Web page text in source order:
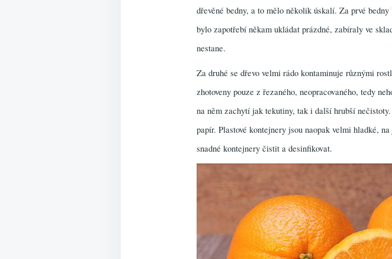
dřevěné bedny, a to mělo několik úskalí. Za prvé
bylo zapotřebí někam ukládat prázdné, zabíraly ve
nestane.
Za druhé se dřevo velmi rádo kontaminuje různými
zhotoveny pouze z řezaného, neopracovaného, tedy
na něm zachytí jak tekutiny, tak i další hrubší
papír. Plastové kontejnery jsou naopak velmi hladké,
snadné kontejnery čistit a desinfikovat.